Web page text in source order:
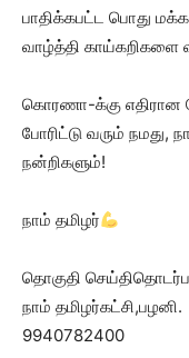
பாதிக்கபட்ட பொது
வாழ்த்தி காய்கறிகளை
கொரணா-க்கு எதிரான
போரிட்டு வரும் நமது,
நன்றிகளும்!
நாம் தமிழர்
தொகுதி
நாம் தமிழர்கட்சி,பழனி.
9940782400